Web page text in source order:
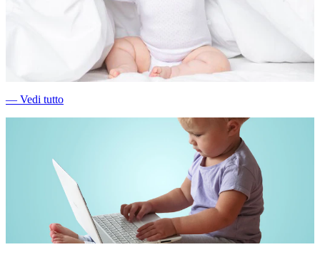
― Vedi tutto